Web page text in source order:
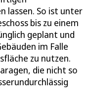
lassen. So ist unter
bis zu einem
geplant und
im Falle
zu nutzen.
die nicht so